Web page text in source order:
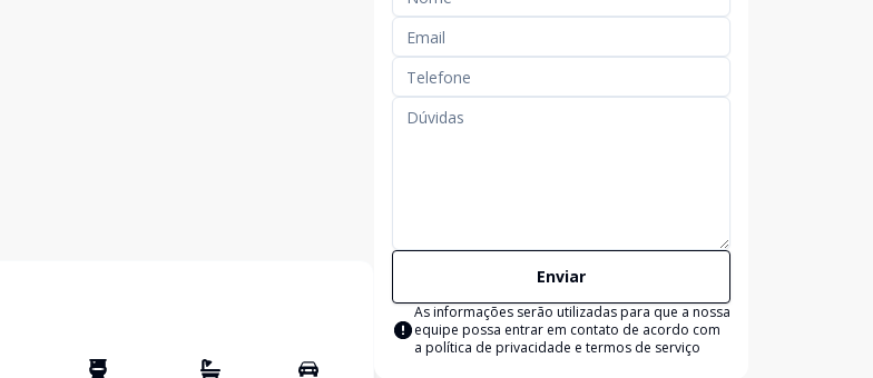
Enviar
As informações serão utilizadas para que a nossa
equipe possa entrar em contato de acordo com
a política de privacidade e termos de serviço